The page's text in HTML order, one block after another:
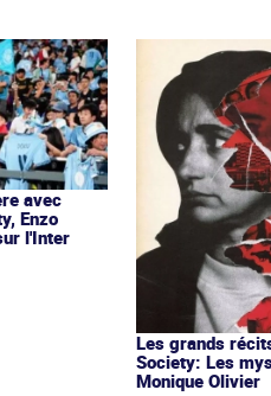
avec
Enzo
l'Inter
Les grands
Society: Les
Monique Olivier